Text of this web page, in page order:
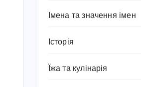
Імена та значення імен
Історія
Їжа та кулінарія